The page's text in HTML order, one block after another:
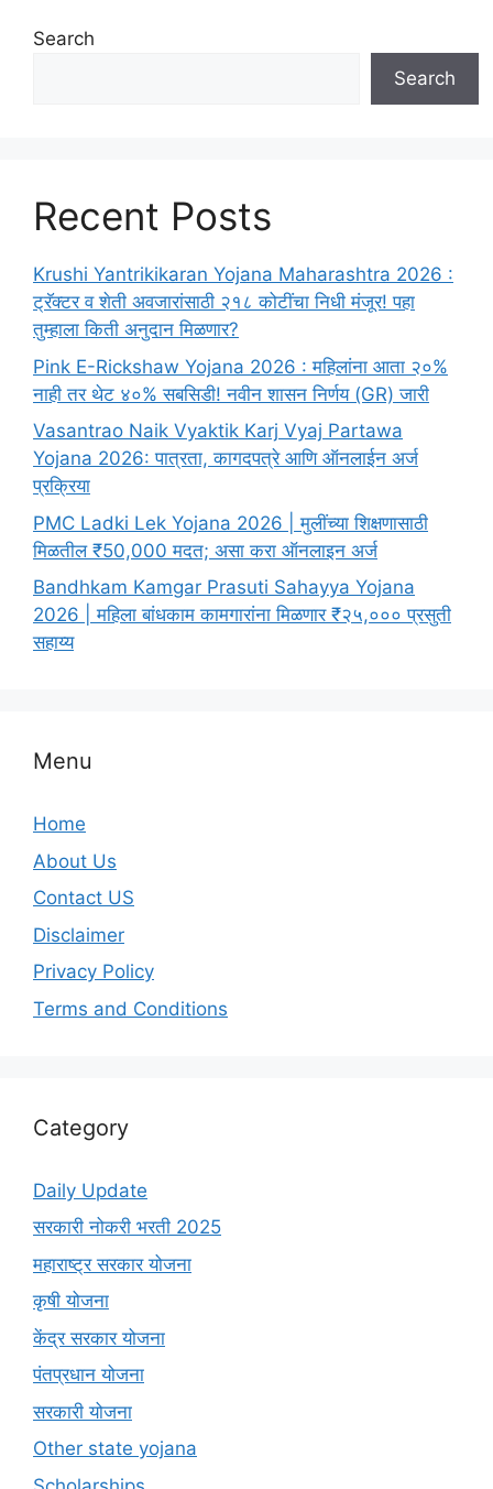
Search
Search
Recent Posts
Krushi Yantrikikaran Yojana Maharashtra 2026 :
ट्रॅक्टर व शेती अवजारांसाठी २१८ कोटींचा निधी मंजूर! पहा
तुम्हाला किती अनुदान मिळणार?
Pink E-Rickshaw Yojana 2026 : महिलांना आता २०%
नाही तर थेट ४०% सबसिडी! नवीन शासन निर्णय (GR) जारी
Vasantrao Naik Vyaktik Karj Vyaj Partawa
Yojana 2026: पात्रता, कागदपत्रे आणि ऑनलाईन अर्ज
प्रक्रिया
PMC Ladki Lek Yojana 2026 | मुलींच्या शिक्षणासाठी
मिळतील ₹50,000 मदत; असा करा ऑनलाइन अर्ज
Bandhkam Kamgar Prasuti Sahayya Yojana
2026 | महिला बांधकाम कामगारांना मिळणार ₹२५,००० प्रसुती
सहाय्य
Menu
Home
About Us
Contact US
Disclaimer
Privacy Policy
Terms and Conditions
Category
Daily Update
सरकारी नोकरी भरती 2025
महाराष्ट्र सरकार योजना
कृषी योजना
केंद्र सरकार योजना
पंतप्रधान योजना
सरकारी योजना
Other state yojana